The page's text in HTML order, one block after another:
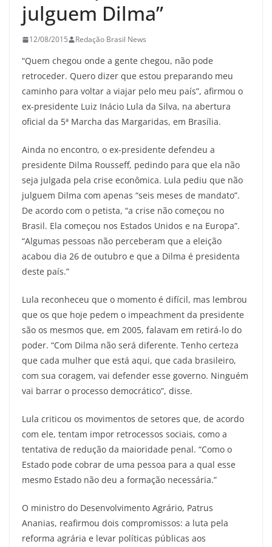
julguem Dilma”
12/08/2015 Redação Brasil News
“Quem chegou onde a gente chegou, não pode
retroceder. Quero dizer que estou preparando meu
caminho para voltar a viajar pelo meu país”, afirmou o
ex-presidente Luiz Inácio Lula da Silva, na abertura
oficial da 5ª Marcha das Margaridas, em Brasília.
Ainda no encontro, o ex-presidente defendeu a
presidente Dilma Rousseff, pedindo para que ela não
seja julgada pela crise econômica. Lula pediu que não
julguem Dilma com apenas “seis meses de mandato”.
De acordo com o petista, “a crise não começou no
Brasil. Ela começou nos Estados Unidos e na Europa”.
“Algumas pessoas não perceberam que a eleição
acabou dia 26 de outubro e que a Dilma é presidenta
deste país.”
Lula reconheceu que o momento é difícil, mas lembrou
que os que hoje pedem o impeachment da presidente
são os mesmos que, em 2005, falavam em retirá-lo do
poder. “Com Dilma não será diferente. Tenho certeza
que cada mulher que está aqui, que cada brasileiro,
com sua coragem, vai defender esse governo. Ninguém
vai barrar o processo democrático”, disse.
Lula criticou os movimentos de setores que, de acordo
com ele, tentam impor retrocessos sociais, como a
tentativa de redução da maioridade penal. “Como o
Estado pode cobrar de uma pessoa para a qual esse
mesmo Estado não deu a formação necessária.”
O ministro do Desenvolvimento Agrário, Patrus
Ananias, reafirmou dois compromissos: a luta pela
reforma agrária e levar políticas públicas aos